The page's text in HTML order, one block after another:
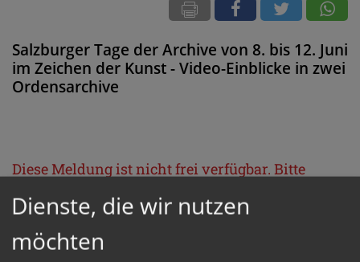
Salzburger Tage der Archive von 8. bis 12. Juni
im Zeichen der Kunst - Video-Einblicke in zwei
Ordensarchive
Diese Meldung ist nicht frei verfügbar. Bitte
loggen Sie sich ein, oder bestellen Sie das
ProduktKathpress_online.
Dienste, die wir nutzen
möchten